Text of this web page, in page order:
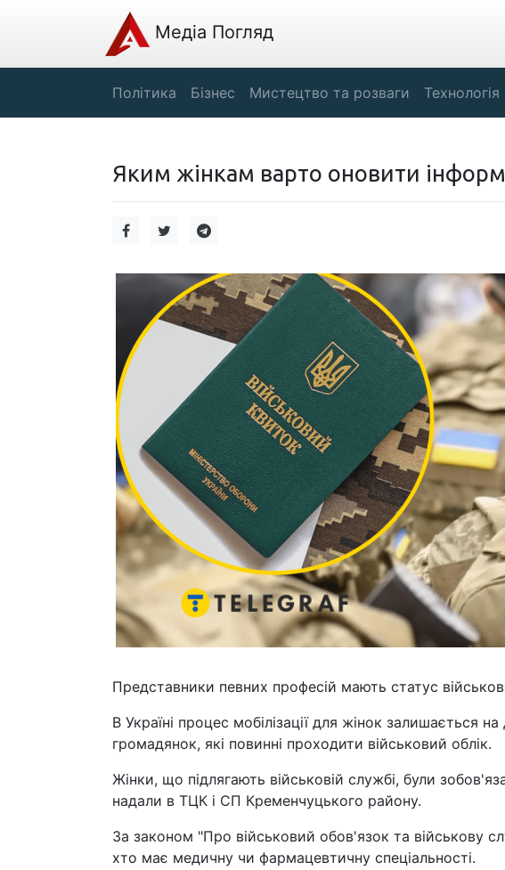
Медіа Погляд
Політика Бізнес Мистецтво та розваги Технологія
Яким жінкам варто оновити
Представники певних професій мають статус
В Україні процес мобілізації для жінок залишається
громадянок, які повинні проходити військовий облік.
Жінки, що підлягають військовій службі, були
надали в ТЦК і СП Кременчуцького району.
За законом "Про військовий обов'язок та військову
хто має медичну чи фармацевтичну спеціальності.